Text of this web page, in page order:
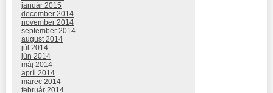
január 2015
december 2014
november 2014
september 2014
august 2014
júl 2014
jún 2014
máj 2014
apríl 2014
marec 2014
február 2014